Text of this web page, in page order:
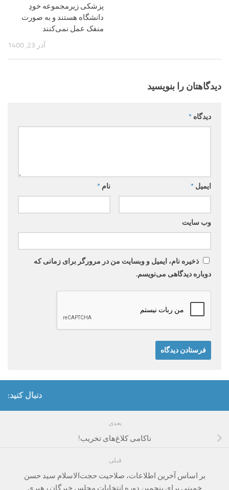
پزشکی زیرمجموعه خودِ
دانشگاه هستند و به صورت
منفک عمل نمی‌کنند
آذر 23, 1400
دیدگاهتان را بنویسید
دیدگاه *
نام * ایمیل *
وب‌ سایت
ذخیره نام، ایمیل و وبسایت من در مرورگر برای زمانی که
دوباره دیدگاهی می‌نویسم.
دنبال کنید:
بعدی
ناکامی کلاغ‌های تخریب!
قبلی
بر اساس آخرین اطلاعات، صلاحیت حجت‌الاسلام سید حسن
خمینی برای پنجمین دوره انتخابات مجلس خبرگان رهبری